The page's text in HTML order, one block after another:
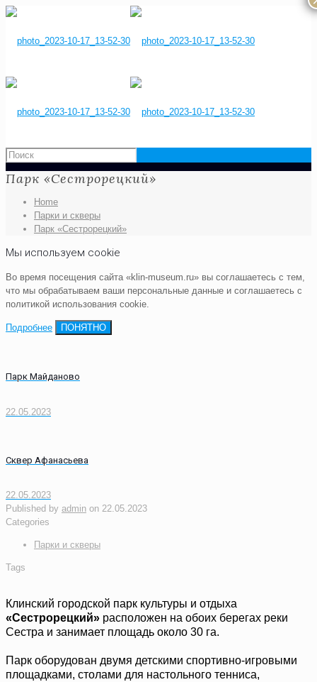
Парк «Сестрорецкий»
Home
Парки и скверы
Парк «Сестрорецкий»
Мы используем cookie
Во время посещения сайта «klin-museum.ru» вы соглашаетесь с тем,
что мы обрабатываем ваши персональные данные и соглашаетесь с
политикой использования cookie.
Подробнее ПОНЯТНО
Парк Майданово
22.05.2023
Сквер Афанасьева
22.05.2023
Published by admin on 22.05.2023
Categories
Парки и скверы
Tags
Клинский городской парк культуры и отдыха
«Сестрорецкий» расположен на обоих берегах реки
Сестра и занимает площадь около 30 га.
Парк оборудован двумя детскими спортивно-игровыми
площадками, столами для настольного тенниса,